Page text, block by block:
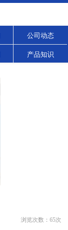
公司动态
产品知识
浏览次数： 65次